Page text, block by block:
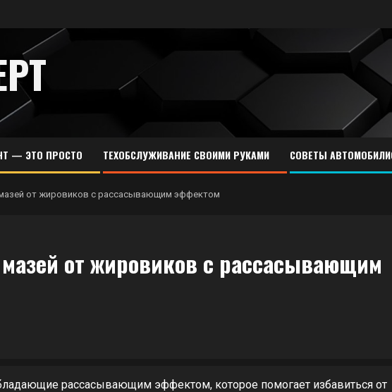
— ЭТО ПРОСТО ТЕХОБСЛУЖИВАНИЕ СВОИМИ РУКАМИ СОВЕТЫ
от жировиков с рассасывающим эффектом
от жировиков с рассасывающим
рассасывающим эффектом, которое помогает избавиться от